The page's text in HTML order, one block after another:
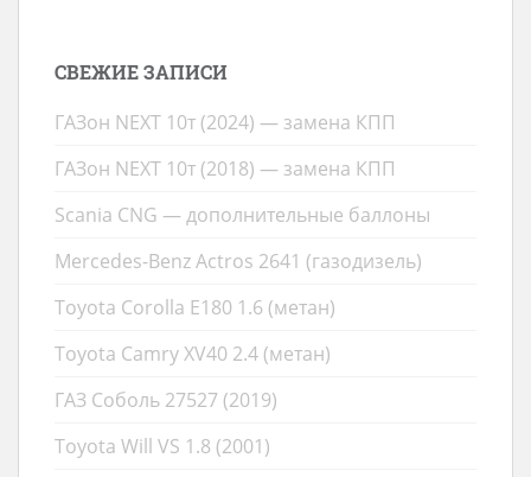
СВЕЖИЕ ЗАПИСИ
ГАЗон NEXT 10т (2024) — замена КПП
ГАЗон NEXT 10т (2018) — замена КПП
Scania CNG — дополнительные баллоны
Mercedes-Benz Actros 2641 (газодизель)
Toyota Corolla E180 1.6 (метан)
Toyota Camry XV40 2.4 (метан)
ГАЗ Соболь 27527 (2019)
Toyota Will VS 1.8 (2001)